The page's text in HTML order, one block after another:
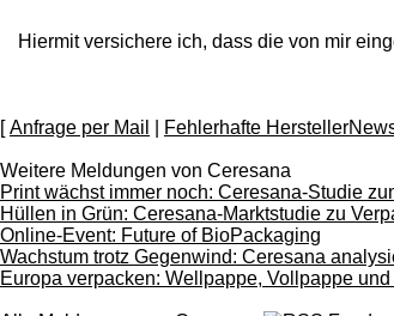
Hiermit versichere ich, dass die von mir
[Anfrage per Mail Fehlerhafte
Weitere Meldungen von Ceresana
Print wächst immer noch: Ceresana-Studie
Hüllen in Grün: Ceresana-Marktstudie zu
Online-Event: Future of BioPackaging
Wachstum trotz Gegenwind: Ceresana
Europa verpacken: Wellpappe, Vollpappe